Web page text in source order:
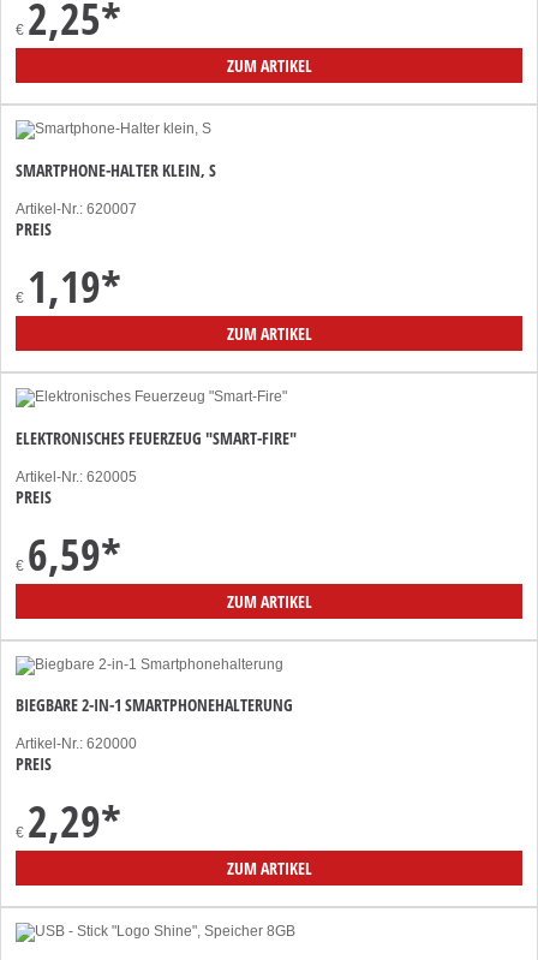
€ 2,25*
ZUM ARTIKEL
SMARTPHONE-HALTER KLEIN, S
Artikel-Nr.: 620007
PREIS
€ 1,19*
ZUM ARTIKEL
ELEKTRONISCHES FEUERZEUG "SMART-FIRE"
Artikel-Nr.: 620005
PREIS
€ 6,59*
ZUM ARTIKEL
BIEGBARE 2-IN-1 SMARTPHONEHALTERUNG
Artikel-Nr.: 620000
PREIS
€ 2,29*
ZUM ARTIKEL